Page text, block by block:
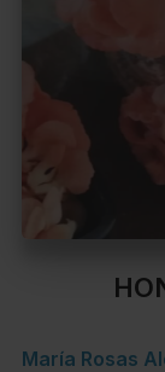
María Rosas